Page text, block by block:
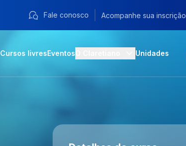
Fale conosco Acompanhe sua inscrição
Cursos livresEventos Unidades